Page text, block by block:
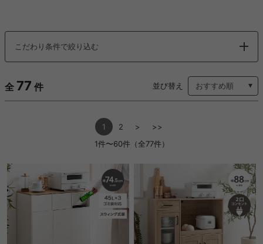
こだわり条件で絞り込む
全 77 件 並び替え
1 2 >
>>
1件〜60件（全77件）